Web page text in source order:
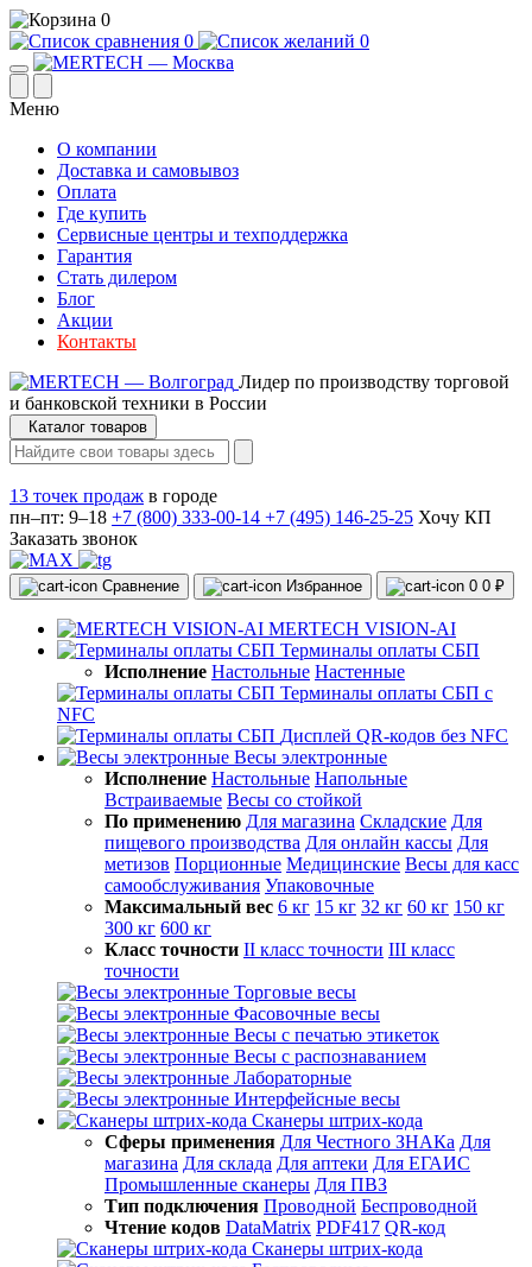
0
0
0
Меню
О компании
Доставка и самовывоз
Оплата
Где купить
Сервисные центры и техподдержка
Гарантия
Стать дилером
Блог
Акции
Контакты
Лидер по производству торговой
и банковской техники в России
Каталог товаров
13 точек продаж в городе
пн–пт: 9–18 +7 (800) 333-00-14 +7 (495) 146-25-25 Хочу КП
Заказать звонок
Сравнение Избранное 0 0 ₽
MERTECH VISION-AI
Терминалы оплаты СБП
Исполнение Настольные Настенные
Терминалы оплаты СБП с
NFC
Дисплей QR-кодов без NFC
Весы электронные
Исполнение Настольные Напольные
Встраиваемые Весы со стойкой
По применению Для магазина Складские Для
пищевого производства Для онлайн кассы Для
метизов Порционные Медицинские Весы для касс
самообслуживания Упаковочные
Максимальный вес 6 кг 15 кг 32 кг 60 кг 150 кг
300 кг 600 кг
Класс точности II класс точности III класс
точности
Торговые весы
Фасовочные весы
Весы с печатью этикеток
Весы с распознаванием
Лабораторные
Интерфейсные весы
Сканеры штрих-кода
Сферы применения Для Честного ЗНАКа Для
магазина Для склада Для аптеки Для ЕГАИС
Промышленные сканеры Для ПВЗ
Тип подключения Проводной Беспроводной
Чтение кодов DataMatrix PDF417 QR-код
Сканеры штрих-кода